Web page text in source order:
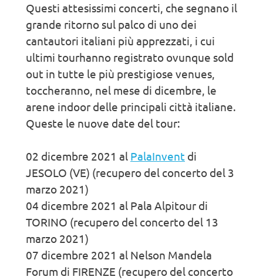
Questi attesissimi concerti, che segnano il
grande ritorno sul palco di uno dei
cantautori italiani più apprezzati, i cui
ultimi tourhanno registrato ovunque sold
out in tutte le più prestigiose venues,
toccheranno, nel mese di dicembre, le
arene indoor delle principali città italiane.
Queste le nuove date del tour:
02 dicembre 2021 al PalaInvent di
JESOLO (VE) (recupero del concerto del 3
marzo 2021)
04 dicembre 2021 al Pala Alpitour di
TORINO (recupero del concerto del 13
marzo 2021)
07 dicembre 2021 al Nelson Mandela
Forum di FIRENZE (recupero del concerto